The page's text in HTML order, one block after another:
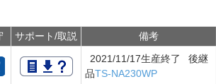
サポート/取説 備考
2021/11/17生産終了 後継
品TS-NA230WP